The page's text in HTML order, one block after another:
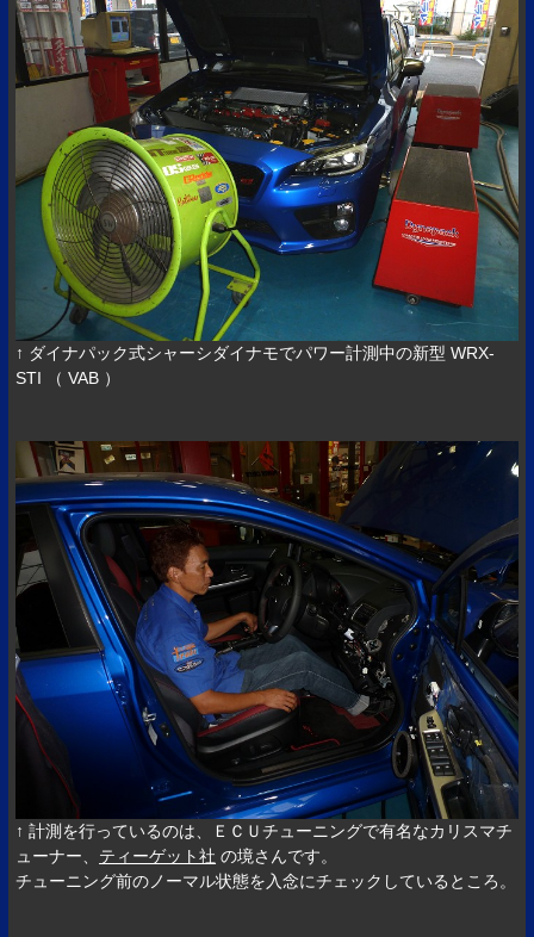
↑ ダイナパック式シャーシダイナモでパワー計測中の新型 WRX-
STI （ VAB ）
↑ 計測を行っているのは、ＥＣＵチューニングで有名なカリスマチ
ューナー、 ティーゲット社 の境さんです。
チューニング前のノーマル状態を入念にチェックしているところ。